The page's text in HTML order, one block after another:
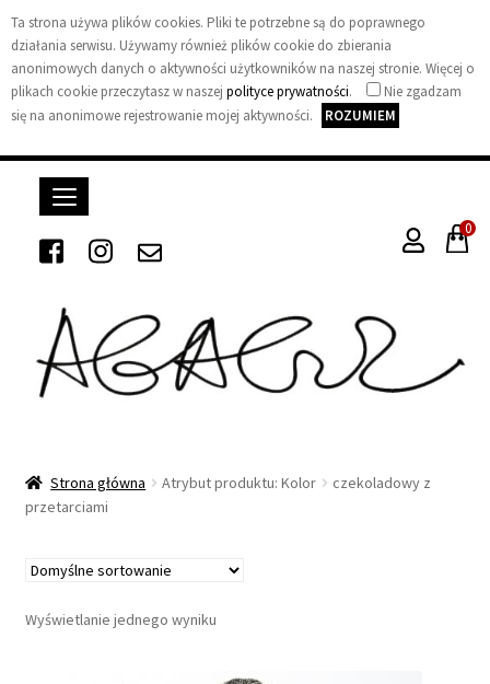
Ta strona używa plików cookies. Pliki te potrzebne są do poprawnego
działania serwisu. Używamy również plików cookie do zbierania
anonimowych danych o aktywności użytkowników na naszej stronie. Więcej o
plikach cookie przeczytasz w naszej polityce prywatności.
Nie zgadzam
się na anonimowe rejestrowanie mojej aktywności.
ROZUMIEM
A
a
0
Strona główna Atrybut produktu: Kolor
czekoladowy z
przetarciami
Wyświetlanie jednego wyniku